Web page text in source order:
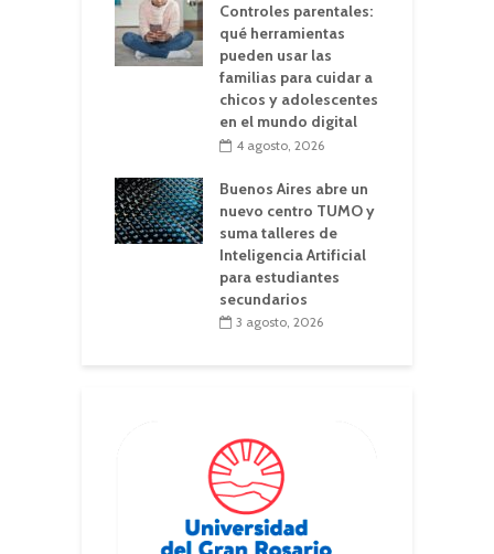
Controles parentales:
qué herramientas
pueden usar las
familias para cuidar a
chicos y adolescentes
en el mundo digital
4 agosto, 2026
Buenos Aires abre un
nuevo centro TUMO y
suma talleres de
Inteligencia Artificial
para estudiantes
secundarios
3 agosto, 2026